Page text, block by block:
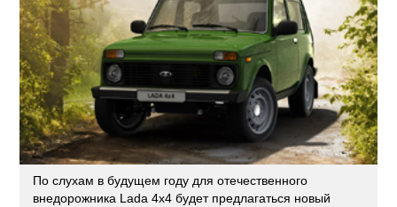
По слухам в будущем году для отечественного
внедорожника Lada 4х4 будет предлагаться новый